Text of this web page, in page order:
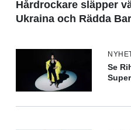
Hårdrockare släpper
Ukraina och Rädda
Se